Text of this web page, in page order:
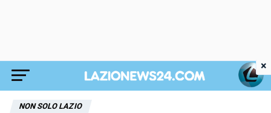
NON SOLO LAZIO
×